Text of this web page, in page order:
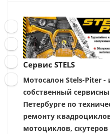
Сервис STELS
Мотосалон Stels-Piter
собственный
Петербурге по
ремонту
мотоциклов,